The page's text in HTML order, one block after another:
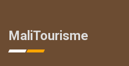
MaliTourisme